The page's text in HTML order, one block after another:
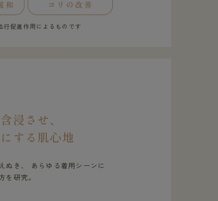
促進作用によるものです
浸させ、
する肌心地
ぬき、 あらゆる着用シーンに
を研究。